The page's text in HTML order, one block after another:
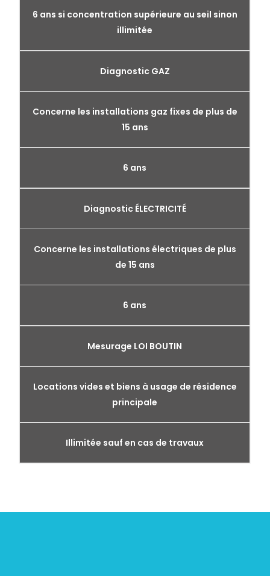
6 ans si concentration supérieure au seil sinon
illimitée
Diagnostic GAZ
Concerne les installations gaz fixes de plus de
15 ans
6 ans
Diagnostic ÉLECTRICITÉ
Concerne les installations électriques de plus
de 15 ans
6 ans
Mesurage LOI BOUTIN
Locations vides et biens à usage de résidence
principale
Illimitée sauf en cas de travaux